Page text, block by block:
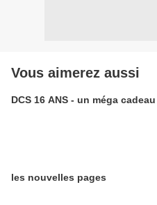
Vous aimerez aussi
DCS 16 ANS - un méga cadeau
les nouvelles pages